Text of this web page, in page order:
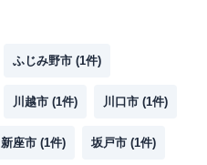
ふじみ野市 (1件)
川越市 (1件) 川口市 (1件)
新座市 (1件) 坂戸市 (1件)